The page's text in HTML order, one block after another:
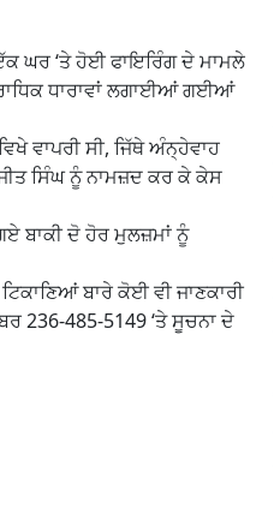
ਘਰ ‘ਤੇ ਹੋਈ ਫਾਇਰਿੰਗ ਦੇ ਮਾਮਲੇ
ਧਾਰਾਵਾਂ ਲਗਾਈਆਂ ਗਈਆਂ
ਵਾਪਰੀ ਸੀ, ਜਿੱਥੇ ਅੰਨ੍ਹੇਵਾਹ
ਸਿੰਘ ਨੂੰ ਨਾਮਜ਼ਦ ਕਰ ਕੇ ਕੇਸ
ਬਾਕੀ ਦੋ ਹੋਰ ਮੁਲਜ਼ਮਾਂ ਨੂੰ
ਬਾਰੇ ਕੋਈ ਵੀ ਜਾਣਕਾਰੀ
236-485-5149 ‘ਤੇ ਸੂਚਨਾ ਦੇ